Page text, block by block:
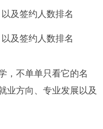
，不单单只看它的名
业方向、专业发展以及